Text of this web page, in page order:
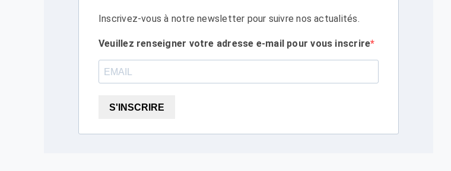
Inscrivez-vous à notre newsletter pour suivre nos actualités.
Veuillez renseigner votre adresse e-mail pour vous inscrire
S'INSCRIRE